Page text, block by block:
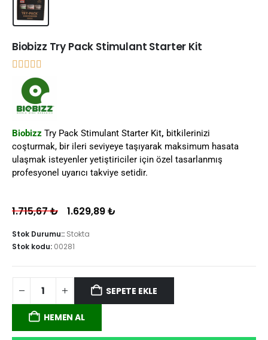
Biobizz Try Pack Stimulant Starter Kit
Biobizz Try Pack Stimulant Starter Kit, bitkilerinizi
coşturmak, bir ileri seviyeye taşıyarak maksimum hasata
ulaşmak isteyenler yetiştiriciler için özel tasarlanmış
profesyonel uyarıcı takviye setidir.
1.715,67₺ 1.629,89₺
Stok Durumu:: Stokta
Stok kodu: 00281
SEPETE EKLE
HEMEN AL